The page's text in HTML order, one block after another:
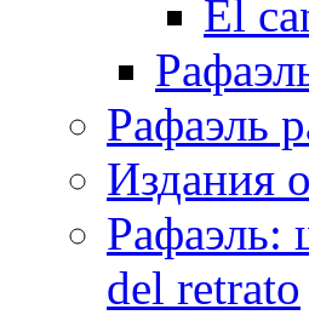
El
Рафаэль
Издания
Рафаэль:
del retrato